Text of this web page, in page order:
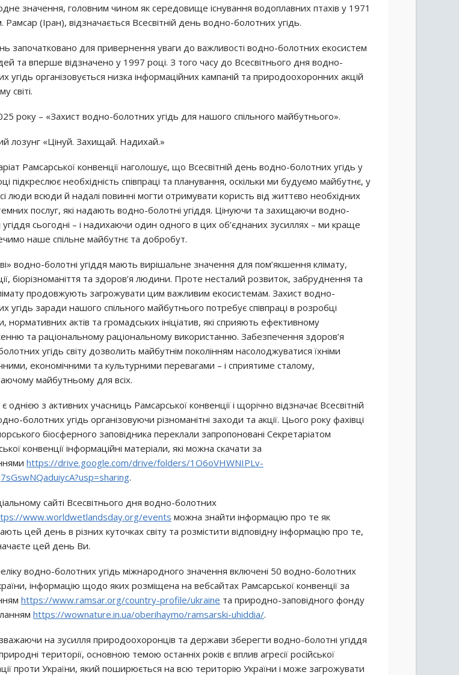
значення, головним чином як середовище існування водоплавних птахів у 1971
Рамсар (Іран), відзначається Всесвітній день водно-болотних угідь.
започатковано для привернення уваги до важливості водно-болотних екосистем
та вперше відзначено у 1997 році. З того часу до Всесвітнього дня водно-
угідь організовується низка інформаційних кампаній та природоохоронних акцій
світі.
року – «Захист водно-болотних угідь для нашого спільного майбутнього».
лозунг «Цінуй. Захищай. Надихай.»
Рамсарської конвенції наголошує, що Всесвітній день водно-болотних угідь у
підкреслює необхідність співпраці та планування, оскільки ми будуємо майбутнє, у
люди всюди й надалі повинні могти отримувати користь від життєво необхідних
послуг, які надають водно-болотні угіддя. Цінуючи та захищаючи водно-
угіддя сьогодні – і надихаючи один одного в цих об’єднаних зусиллях – ми краще
наше спільне майбутнє та добробут.
водно-болотні угіддя мають вирішальне значення для пом’якшення клімату,
біорізноманіття та здоров’я людини. Проте несталий розвиток, забруднення та
продовжують загрожувати цим важливим екосистемам. Захист водно-
угідь заради нашого спільного майбутнього потребує співпраці в розробці
нормативних актів та громадських ініціатив, які сприяють ефективному
та раціональному раціональному використанню. Забезпечення здоров’я
угідь світу дозволить майбутнім поколінням насолоджуватися їхніми
економічними та культурними перевагами – і сприятиме сталому,
майбутньому для всіх.
є однією з активних учасниць Рамсарської конвенції і щорічно відзначає Всесвітній
болотних угідь організовуючи різноманітні заходи та акції. Цього року фахівці
біосферного заповідника переклали запропоновані Секретаріатом
конвенції інформаційні матеріали, які можна скачати за
https://drive.google.com/drive/folders/1O6oVHWNIPLv-
.
сайті Всесвітнього дня водно-болотних
www.worldwetlandsday.org/events можна знайти інформацію про те як
цей день в різних куточках світу та розмістити відповідну інформацію про те,
цей день Ви.
водно-болотних угідь міжнародного значення включені 50 водно-болотних
інформацію щодо яких розміщена на вебсайтах Рамсарської конвенції за
https://www.ramsar.org/country-profile/ukraine та природно-заповідного фонду
https://wownature.in.ua/oberihaymo/ramsarski-uhiddia/.
на зусилля природоохоронців та держави зберегти водно-болотні угіддя
території, основною темою останніх років є вплив агресії російської
проти України, який поширюється на всю територію України і може загрожувати